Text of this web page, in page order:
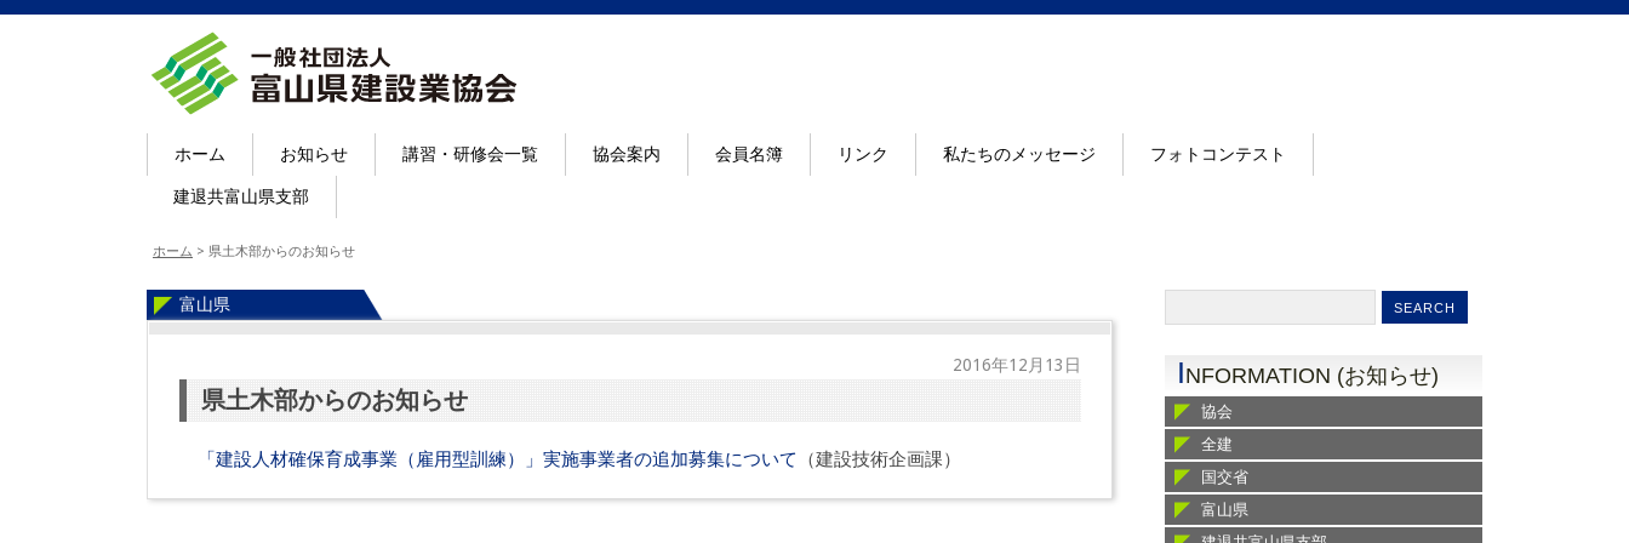
ホーム お知らせ 講習・研修会一覧 協会案内 会員名簿 リンク 私たちのメッセージ フォトコンテスト
建退共富山県支部
ホーム > 県土木部からのお知らせ
富山県
2016年12月13日
県土木部からのお知らせ
「建設人材確保育成事業（雇用型訓練）」実施事業者の追加募集について （建設技術企画課）
INFORMATION (お知らせ)
協会
全建
国交省
富山県